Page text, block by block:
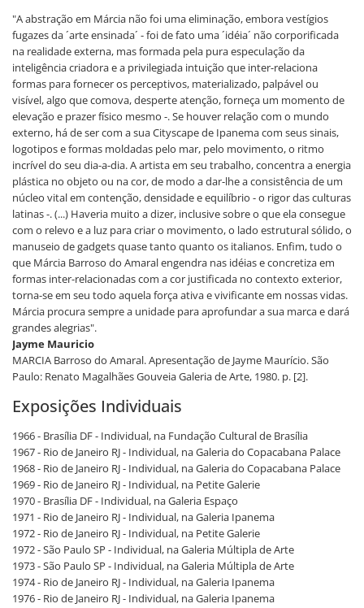
"A abstração em Márcia não foi uma eliminação, embora vestígios
fugazes da ´arte ensinada´ - foi de fato uma ´idéia´ não corporificada
na realidade externa, mas formada pela pura especulação da
inteligência criadora e a privilegiada intuição que inter-relaciona
formas para fornecer os perceptivos, materializado, palpável ou
visível, algo que comova, desperte atenção, forneça um momento de
elevação e prazer físico mesmo -. Se houver relação com o mundo
externo, há de ser com a sua Cityscape de Ipanema com seus sinais,
logotipos e formas moldadas pelo mar, pelo movimento, o ritmo
incrível do seu dia-a-dia. A artista em seu trabalho, concentra a energia
plástica no objeto ou na cor, de modo a dar-lhe a consistência de um
núcleo vital em contenção, densidade e equilíbrio - o rigor das culturas
latinas -. (...) Haveria muito a dizer, inclusive sobre o que ela consegue
com o relevo e a luz para criar o movimento, o lado estrutural sólido, o
manuseio de gadgets quase tanto quanto os italianos. Enfim, tudo o
que Márcia Barroso do Amaral engendra nas idéias e concretiza em
formas inter-relacionadas com a cor justificada no contexto exterior,
torna-se em seu todo aquela força ativa e vivificante em nossas vidas.
Márcia procura sempre a unidade para aprofundar a sua marca e dará
grandes alegrias".
Jayme Mauricio
MARCIA Barroso do Amaral. Apresentação de Jayme Maurício. São
Paulo: Renato Magalhães Gouveia Galeria de Arte, 1980. p. [2].
Exposições Individuais
1966 - Brasília DF - Individual, na Fundação Cultural de Brasília
1967 - Rio de Janeiro RJ - Individual, na Galeria do Copacabana Palace
1968 - Rio de Janeiro RJ - Individual, na Galeria do Copacabana Palace
1969 - Rio de Janeiro RJ - Individual, na Petite Galerie
1970 - Brasília DF - Individual, na Galeria Espaço
1971 - Rio de Janeiro RJ - Individual, na Galeria Ipanema
1972 - Rio de Janeiro RJ - Individual, na Petite Galerie
1972 - São Paulo SP - Individual, na Galeria Múltipla de Arte
1973 - São Paulo SP - Individual, na Galeria Múltipla de Arte
1974 - Rio de Janeiro RJ - Individual, na Galeria Ipanema
1976 - Rio de Janeiro RJ - Individual, na Galeria Ipanema